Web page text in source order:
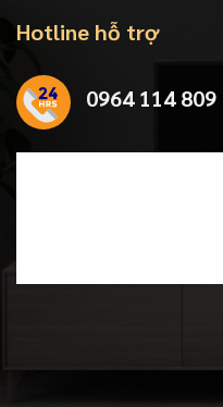
Hotline hỗ trợ
0964 114 809